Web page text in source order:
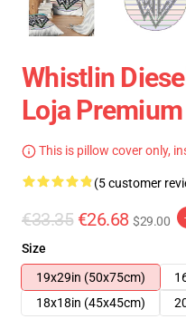
Whistlin
Loja
This is pillow cover only,
(5 customer
€33.35 €26.68 $29.00
Size
19x29in (50x75cm)
18x18in (45x45cm)